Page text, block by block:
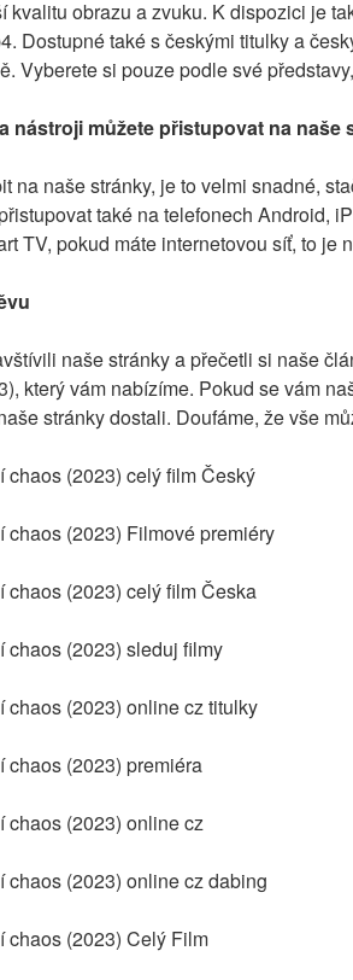
kvalitu obrazu a zvuku. K dispozici je
Dostupné také s českými titulky a
Vyberete si pouze podle své
nástroji můžete přistupovat na naše
na naše stránky, je to velmi snadné,
také na telefonech Android,
TV, pokud máte internetovou síť, to je
naše stránky a přečetli si naše
který vám nabízíme. Pokud se vám
stránky dostali. Doufáme, že vše
chaos (2023) celý film Český
chaos (2023) Filmové premiéry
chaos (2023) celý film Česka
chaos (2023) sleduj filmy
chaos (2023) online cz titulky
chaos (2023) premiéra
chaos (2023) online cz
chaos (2023) online cz dabing
chaos (2023) Celý Film